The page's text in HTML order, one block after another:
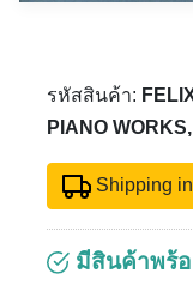
รหัสสินค้า:
PIANO
Shipping
มีสินค้าพร้